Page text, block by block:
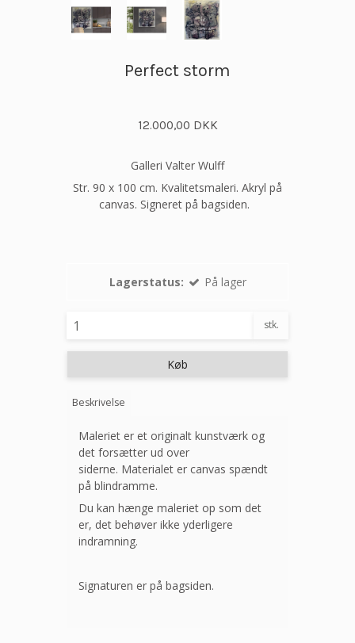
Perfect storm
12.000,00 DKK
Galleri Valter Wulff
Str. 90 x 100 cm. Kvalitetsmaleri. Akryl på
canvas. Signeret på bagsiden.
Lagerstatus: På lager
stk.
Køb
Beskrivelse
Maleriet er et originalt kunstværk og
det forsætter ud over
siderne. Materialet er canvas spændt
på blindramme.
Du kan hænge maleriet op som det
er, det behøver ikke yderligere
indramning.
Signaturen er på bagsiden.